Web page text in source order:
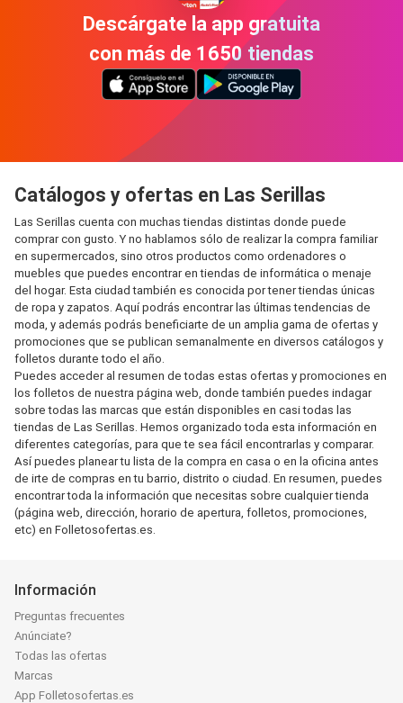
Descárgate la app gratuita
con más de 1650 tiendas
Catálogos y ofertas en Las Serillas
Las Serillas cuenta con muchas tiendas distintas donde puede
comprar con gusto. Y no hablamos sólo de realizar la compra familiar
en supermercados, sino otros productos como ordenadores o
muebles que puedes encontrar en tiendas de informática o menaje
del hogar. Esta ciudad también es conocida por tener tiendas únicas
de ropa y zapatos. Aquí podrás encontrar las últimas tendencias de
moda, y además podrás beneficiarte de un amplia gama de ofertas y
promociones que se publican semanalmente en diversos catálogos y
folletos durante todo el año.
Puedes acceder al resumen de todas estas ofertas y promociones en
los folletos de nuestra página web, donde también puedes indagar
sobre todas las marcas que están disponibles en casi todas las
tiendas de Las Serillas. Hemos organizado toda esta información en
diferentes categorías, para que te sea fácil encontrarlas y comparar.
Así puedes planear tu lista de la compra en casa o en la oficina antes
de irte de compras en tu barrio, distrito o ciudad. En resumen, puedes
encontrar toda la información que necesitas sobre cualquier tienda
(página web, dirección, horario de apertura, folletos, promociones,
etc) en Folletosofertas.es.
Información
Preguntas frecuentes
Anúnciate?
Todas las ofertas
Marcas
App Folletosofertas.es